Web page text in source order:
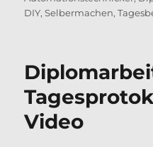
DIY,Selbermachen,
Video